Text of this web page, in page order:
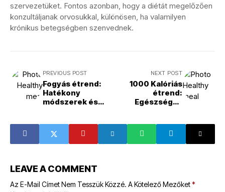
szervezetüket. Fontos azonban, hogy a diétát megelőzően
konzultáljanak orvosukkal, különösen, ha valamilyen
krónikus betegségben szenvednek.
PREVIOUS POST
Fogyás étrend:
Hatékony
módszerek és
NEXT POST
1000 Kalóriás
étrend:
Egészséges
növelés
LEAVE A COMMENT
Az E-Mail Címet Nem Tesszük Közzé. A Kötelező Mezőket*